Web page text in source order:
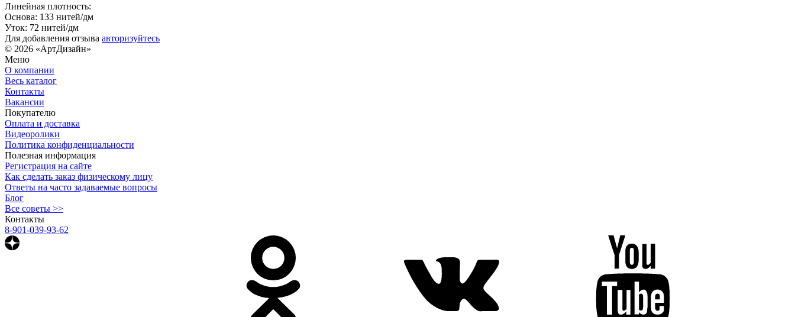
Линейная плотность:
Основа: 133 нитей/дм
Уток: 72 нитей/дм
Для добавления отзыва авторизуйтесь
© 2026 «АртДизайн»
Меню
О компании
Весь каталог
Контакты
Вакансии
Покупателю
Оплата и доставка
Видеоролики
Политика конфиденциальности
Полезная информация
Регистрация на сайте
Как сделать заказ физическому лицу
Ответы на часто задаваемые вопросы
Блог
Все советы >>
Контакты
8-901-039-93-62